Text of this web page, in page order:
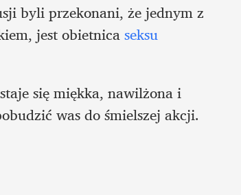
byli przekonani, że jednym z
jest obietnica seksu
się miękka, nawilżona i
was do śmielszej akcji.